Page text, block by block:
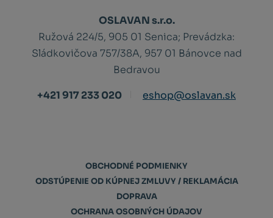
OSLAVAN s.r.o.
Ružová 224/5, 905 01 Senica; Prevádzka:
Sládkovičova 757/38A, 957 01 Bánovce nad
Bedravou
+421 917 233 020
eshop@oslavan.sk
OBCHODNÉ PODMIENKY
ODSTÚPENIE OD KÚPNEJ ZMLUVY / REKLAMÁCIA
DOPRAVA
OCHRANA OSOBNÝCH ÚDAJOV